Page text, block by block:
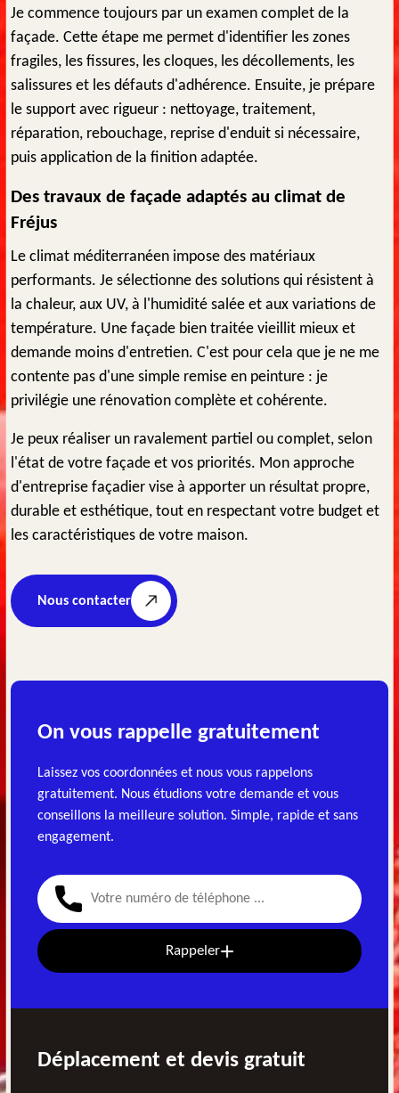
Je commence toujours par un examen complet de la
façade. Cette étape me permet d'identifier les zones
fragiles, les fissures, les cloques, les décollements, les
salissures et les défauts d'adhérence. Ensuite, je prépare
le support avec rigueur : nettoyage, traitement,
réparation, rebouchage, reprise d'enduit si nécessaire,
puis application de la finition adaptée.
Des travaux de façade adaptés au climat de
Fréjus
Le climat méditerranéen impose des matériaux
performants. Je sélectionne des solutions qui résistent à
la chaleur, aux UV, à l'humidité salée et aux variations de
température. Une façade bien traitée vieillit mieux et
demande moins d'entretien. C'est pour cela que je ne me
contente pas d'une simple remise en peinture : je
privilégie une rénovation complète et cohérente.
Je peux réaliser un ravalement partiel ou complet, selon
l'état de votre façade et vos priorités. Mon approche
d'entreprise façadier vise à apporter un résultat propre,
durable et esthétique, tout en respectant votre budget et
les caractéristiques de votre maison.
Nous contacter
On vous rappelle gratuitement
Laissez vos coordonnées et nous vous rappelons
gratuitement. Nous étudions votre demande et vous
conseillons la meilleure solution. Simple, rapide et sans
engagement.
Rappeler
Déplacement et devis gratuit